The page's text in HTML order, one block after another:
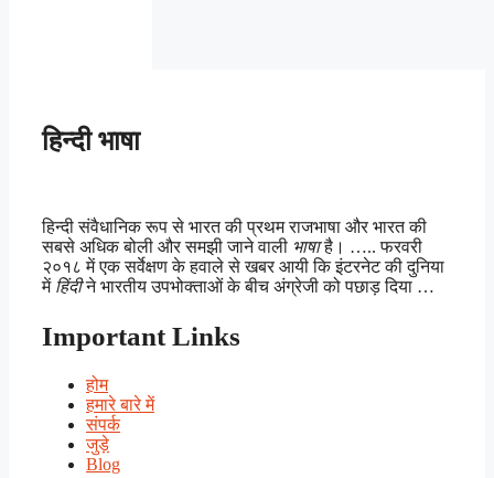
हिन्दी भाषा
हिन्दी संवैधानिक रूप से भारत की प्रथम राजभाषा और भारत की
सबसे अधिक बोली और समझी जाने वाली भाषाहै। ….. फरवरी
२०१८ में एक सर्वेक्षण के हवाले से खबर आयी कि इंटरनेट की दुनिया
में हिंदीने भारतीय उपभोक्ताओं के बीच अंग्रेजी को पछाड़ दिया …
Important Links
होम
हमारे बारे में
संपर्क
जुड़े
Blog